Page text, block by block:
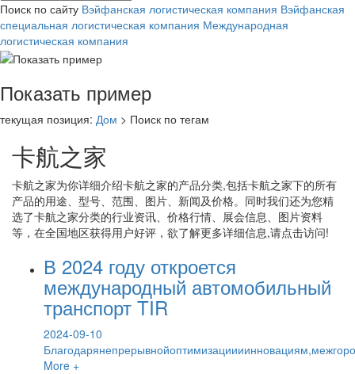
Поиск по сайту Вэйфанская логистическая компания Вэйфанская
специальная логистическая компания Международная
логистическая компания
Показать пример
текущая позиция: Дом > Поиск по тегам
卡航之家
卡航之家为你详细介绍卡航之家的产品分类,包括卡航之家下的所有
产品的用途、型号、范围、图片、新闻及价格。同时我们还为您精
选了卡航之家分类的行业资讯、价格行情、展会信息、图片资料
等，在全国地区获得用户好评，欲了解更多详细信息,请点击访问!
В 2024 году откроется
международный автомобильный
транспорт TIR
2024-09-10
More +